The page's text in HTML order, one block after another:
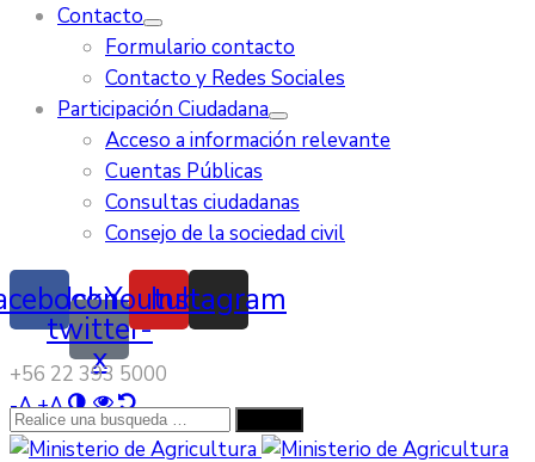
Contacto
Formulario contacto
Contacto y Redes Sociales
Participación Ciudadana
Acceso a información relevante
Cuentas Públicas
Consultas ciudadanas
Consejo de la sociedad civil
Icon-
twitter-
x
Youtube
Instagram
‭+56 22 393 5000‬
-A+A